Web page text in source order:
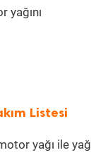
yağını
Listesi
yağı ile yağ